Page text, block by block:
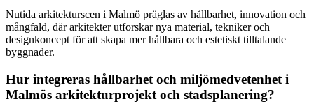
Nutida arkitekturscen i Malmö präglas av hållbarhet, innovation och
mångfald, där arkitekter utforskar nya material, tekniker och
designkoncept för att skapa mer hållbara och estetiskt tilltalande
byggnader.
Hur integreras hållbarhet och miljömedvetenhet i
Malmös arkitekturprojekt och stadsplanering?